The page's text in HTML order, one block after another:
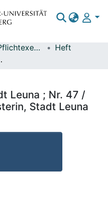
Elektronische Pflichtexemplare
Heft
Stadt Leuna
Leuna ; Nr. 47 /
Stadt Leuna